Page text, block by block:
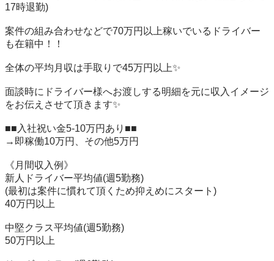
17時退勤)
案件の組み合わせなどで70万円以上稼いでいるドライバー
も在籍中！！
全体の平均月収は手取りで45万円以上✨
面談時にドライバー様へお渡しする明細を元に収入イメージ
をお伝えさせて頂きます✨
■■入社祝い金5-10万円あり■■
→即稼働10万円、その他5万円
《月間収入例》
新人ドライバー平均値(週5勤務)
(最初は案件に慣れて頂くため抑えめにスタート)
40万円以上
中堅クラス平均値(週5勤務)
50万円以上